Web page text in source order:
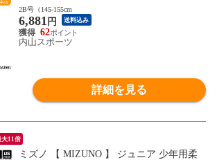
JBAA3501 柔道着 帯別売り ズボン こども
キッズ ジュニア 小学生 0～3B号 】【翌日
配達対象】[自社]
2B号（145-155cm
6,881 円 送料込み
62
内山スポーツ
詳細を見る
大11倍
ミズノ 【 MIZUNO 】 ジュニア 少年用柔